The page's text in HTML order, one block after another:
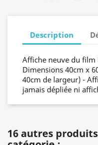
Description
Affiche neuve du film
Dimensions 40cm x
40cm de largeur) -
jamais dépliée ni
16 autres